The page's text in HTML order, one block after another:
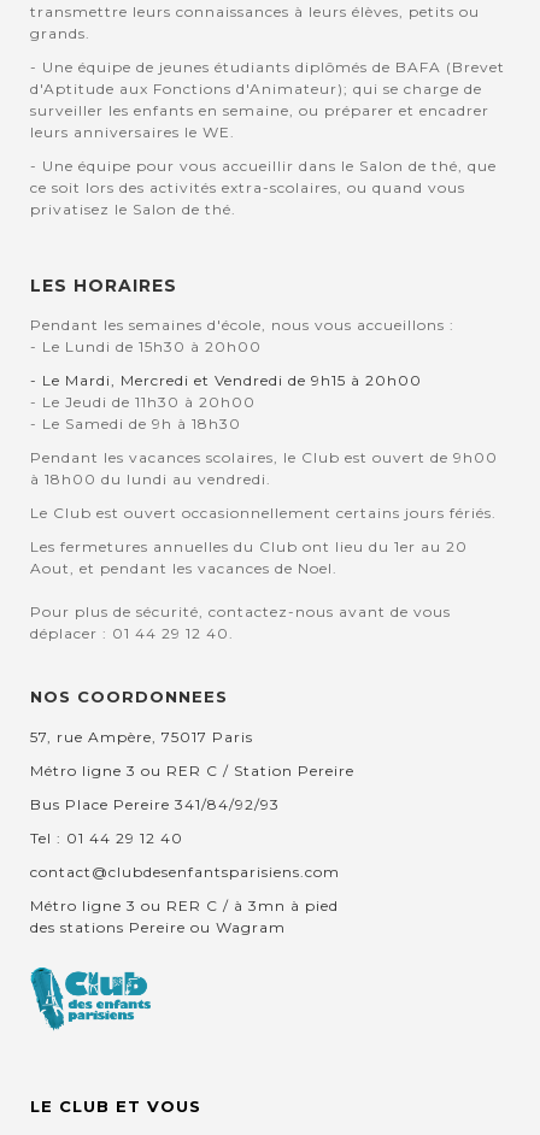
transmettre leurs connaissances à leurs élèves, petits ou
grands.
- Une équipe de jeunes étudiants diplômés de BAFA (Brevet
d'Aptitude aux Fonctions d'Animateur); qui se charge de
surveiller les enfants en semaine, ou préparer et encadrer
leurs anniversaires le WE.
- Une équipe pour vous accueillir dans le Salon de thé, que
ce soit lors des activités extra-scolaires, ou quand vous
privatisez le Salon de thé.
LES HORAIRES
Pendant les semaines d'école, nous vous accueillons :
- Le Lundi de 15h30 à 20h00
- Le Mardi, Mercredi et Vendredi de 9h15 à 20h00
- Le Jeudi de 11h30 à 20h00
- Le Samedi de 9h à 18h30
Pendant les vacances scolaires, le Club est ouvert de 9h00
à 18h00 du lundi au vendredi.
Le Club est ouvert occasionnellement certains jours fériés.
Les fermetures annuelles du Club ont lieu du 1er au 20
Aout, et pendant les vacances de Noel.
Pour plus de sécurité, contactez-nous avant de vous
déplacer : 01 44 29 12 40.
NOS COORDONNEES
57, rue Ampère, 75017 Paris
Métro ligne 3 ou RER C / Station Pereire
Bus Place Pereire 341/84/92/93
Tel : 01 44 29 12 40
contact@clubdesenfantsparisiens.com
Métro ligne 3 ou RER C / à 3mn à pied
des stations Pereire ou Wagram
LE CLUB ET VOUS